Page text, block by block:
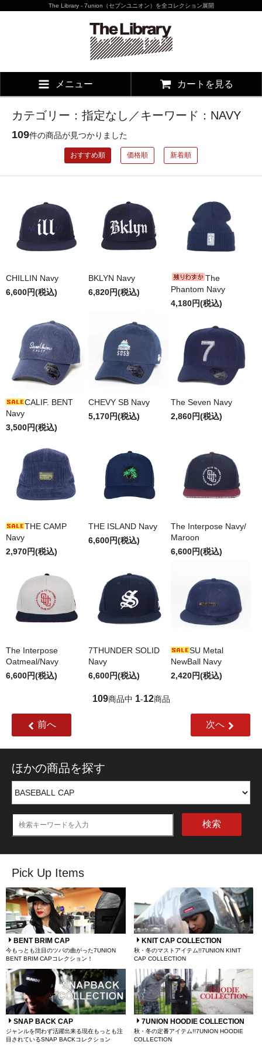
The Library - 7union（セブンユニオン）を全コレクション展開
メニュー カートを見る
カテゴリー：指定なし／キーワード：NAVY
109件の商品が見つかりました
おすすめ順 価格順 新着順
CHILLIN Navy
6,600円(税込)
BKLYN Navy
6,820円(税込)
The
Phantom Navy
4,180円(税込)
CALIF. BENT
Navy
3,500円(税込)
CHEVY SB Navy
5,170円(税込)
The Seven Navy
2,860円(税込)
THE CAMP
Navy
2,970円(税込)
THE ISLAND Navy
6,600円(税込)
The Interpose Navy/
Maroon
6,600円(税込)
The Interpose
Oatmeal/Navy
6,600円(税込)
7THUNDER SOLID
Navy
6,600円(税込)
SU Metal
NewBall Navy
2,420円(税込)
109商品中 1-12商品
前へ 次へ
ほかの商品を探す
検索
Pick Up Items
BENT BRIM CAP
今もっとも注目のツバの曲がった7UNION
BENT BRIM CAPコレクション！
KNIT CAP COLLECTION
秋・冬のマストアイテム!!7UNION KINIT
CAP COLLECTION
SNAP BACK CAP
ジャンルを問わず活躍出来る現在もっとも注
目されているSNAP BACKコレクション
7UNION HOODIE COLLECTION
秋・冬の定番アイテム!!7UNION HOODIE
COLLECTION